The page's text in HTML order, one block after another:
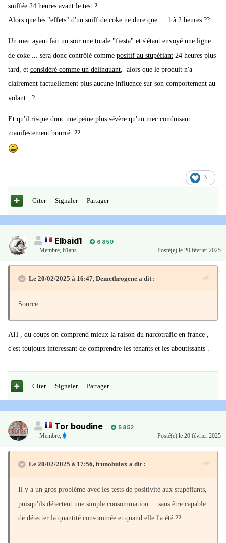
sniffée 24 heures avant le test ?
Alors que les "effets" d'un sniff de coke ne dure que ... 1 à 2 heures ??
Un mec ayant fait un soir une totale "fiesta" et s'étant envoyé une ligne
de coke ... sera donc contrôlé comme positif au stupéfiant 24 heures plus
tard, et considéré comme un délinquant , alors que le produit n'a
clairement factuellement plus aucune influence sur son comportement au
volant ..?
Et qu'il risque donc une peine plus sévère qu'un mec conduisant
manifestement bourré .??
3
Citer Signaler Partager
Elbaid1
6 850
Membre, 61ans Posté(e) le 20 février 2025
Le 20/02/2025 à 16:47, Demethrogene a dit :
Source
AH , du coups on comprend mieux la raison du narcotrafic en france ,
c'est toujours interessant de comprendre les tenants et les aboutissants .
Citer Signaler Partager
Tor boudine
5 852
Membre, Posté(e) le 20 février 2025
Le 20/02/2025 à 17:56, frunobulax a dit :
Il y a un gros problème avec les tests de positivité aux stupéfiants,
puisqu'ils détectent une simple consommation ... sans être capable
de détecter la quantité consommée et quand elle l'a été ??